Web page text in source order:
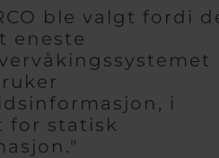
ble valgt fordi
eneste
i
for statisk